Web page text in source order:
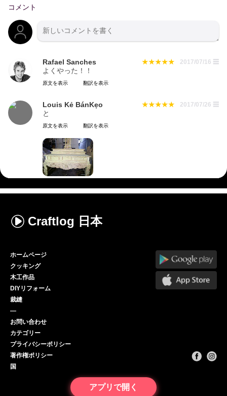
コメント
Rafael Sanches 2017/07/16 ☰
よくやった！！
原文を表示 翻訳を表示
Louis Kẻ BánKẹo 2017/07/26 ☰
と
原文を表示 翻訳を表示
アプリで開く
Craftlog 日本
ホームページ
クッキング
木工作品
DIYリフォーム
裁縫
—
お問い合わせ
カテゴリー
プライバシーポリシー
著作権ポリシー
国